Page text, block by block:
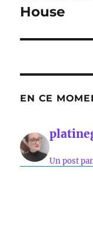
House
EN CE
Un post